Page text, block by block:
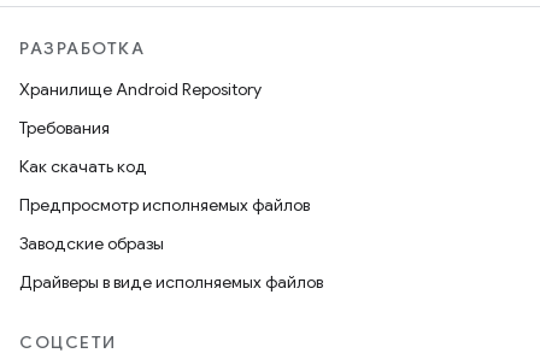
РАЗРАБОТКА
Хранилище Android Repository
Требования
Как скачать код
Предпросмотр исполняемых файлов
Заводские образы
Драйверы в виде исполняемых файлов
СОЦСЕТИ